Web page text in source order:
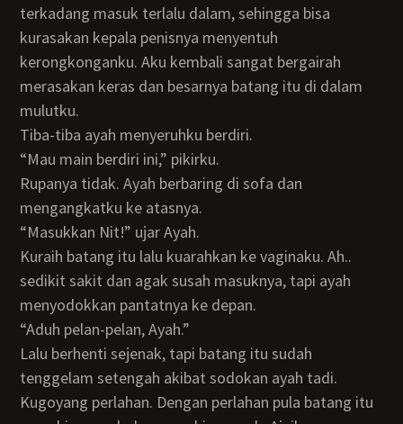
terkadang masuk terlalu dalam, sehingga bisa
kurasakan kepala penisnya menyentuh
kerongkonganku. Aku kembali sangat bergairah
merasakan keras dan besarnya batang itu di dalam
mulutku.
Tiba-tiba ayah menyeruhku berdiri.
“Mau main berdiri ini,” pikirku.
Rupanya tidak. Ayah berbaring di sofa dan
mengangkatku ke atasnya.
“Masukkan Nit!” ujar Ayah.
Kuraih batang itu lalu kuarahkan ke vaginaku. Ah..
sedikit sakit dan agak susah masuknya, tapi ayah
menyodokkan pantatnya ke depan.
“Aduh pelan-pelan, Ayah.”
Lalu berhenti sejenak, tapi batang itu sudah
tenggelam setengah akibat sodokan ayah tadi.
Kugoyang perlahan. Dengan perlahan pula batang itu